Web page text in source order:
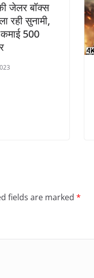
जेलर बॉक्स
रही सुनामी,
500
fields are marked *